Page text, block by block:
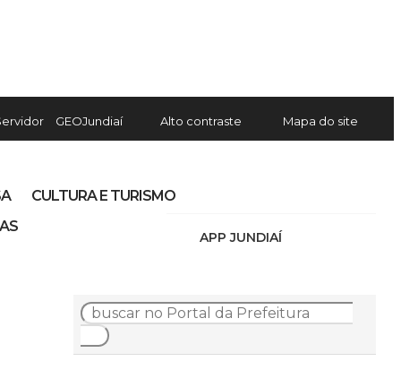
GEOJundiaí Alto contraste Mapa do site
APP JUNDIAÍ
CULTURA E TURISMO